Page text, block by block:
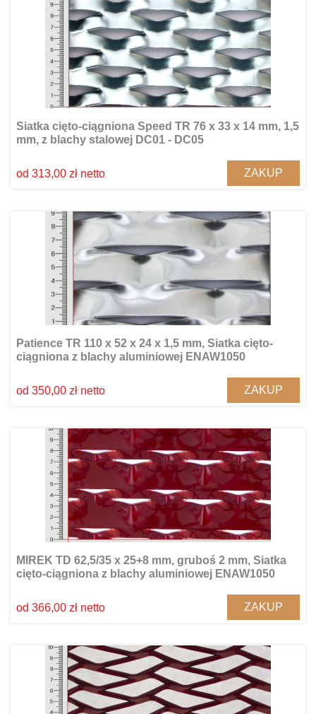
Siatka cięto-ciągniona Speed TR 76 x 33 x 14 mm, 1,5
mm, z blachy stalowej DC01 - DC05
od 313,00 zł netto ZAKUP
Patience TR 110 x 52 x 24 x 1,5 mm, Siatka cięto-
ciągniona z blachy aluminiowej ENAW1050
od 350,00 zł netto ZAKUP
MIREK TD 62,5/35 x 25+8 mm, gruboś 2 mm, Siatka
cięto-ciągniona z blachy aluminiowej ENAW1050
od 366,00 zł netto ZAKUP